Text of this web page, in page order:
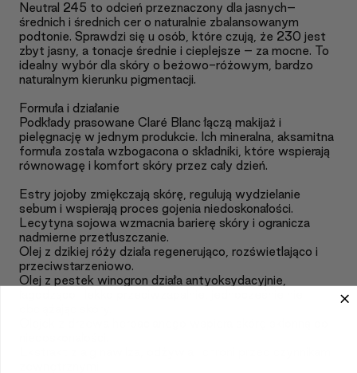
Neutral 245 to odcień przeznaczony dla jasnych–
średnich i średnich cer o naturalnie zbalansowanym
podtonie. Sprawdzi się u osób, które czują, że 230 jest
zbyt jasny, a tonacje średnie i cieplejsze – za mocne. To
idealny wybór dla skóry o beżowo-różowym, bardzo
naturalnym kierunku pigmentacji.
Formuła i działanie
Podkłady prasowane Claré Blanc łączą makijaż i
pielęgnację w jednym produkcie. Ich mineralna, aksamitna
formuła została wzbogacona o składniki, które wspierają
równowagę i komfort skóry przez cały dzień.
Estry jojoby zmiękczają skórę, regulują wydzielanie
sebum i wspierają proces gojenia niedoskonałości.
Lecytyna sojowa wzmacnia barierę skóry i ogranicza
nadmierne przetłuszczanie.
Olej z dzikiej róży działa regenerująco, rozświetlająco i
przeciwstarzeniowo.
Olej z pestek winogron działa antyoksydacyjnie,